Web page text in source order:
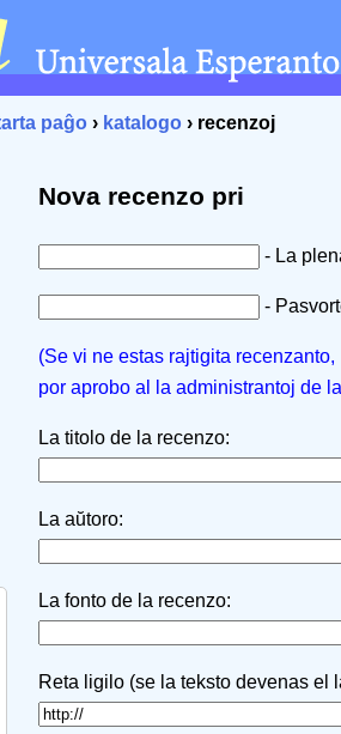
paĝo › katalogo › recenzoj
Nova recenzo pri
- La
-
(Se vi ne estas rajtigita
por aprobo al la administrantoj de
La titolo de la recenzo:
La aŭtoro:
La fonto de la recenzo:
Reta ligilo (se la teksto devenas el